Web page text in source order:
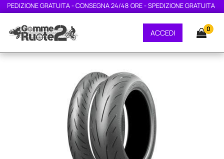
GRATUITA - CONSEGNA 24/48 ORE - SPEDIZIONE GRATUITA -
ACCEDI 0